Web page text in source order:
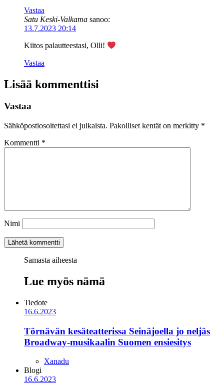
Vastaa
Satu Keski-Valkama sanoo:
13.7.2023 20:14
Kiitos palautteestasi, Olli!
Vastaa
Lisää kommenttisi
Vastaa
Sähköpostiosoitettasi ei julkaista. Pakolliset kentät on merkitty *
Kommentti *
Nimi
Samasta aiheesta
Lue myös nämä
Tiedote
16.6.2023
Törnävän kesäteatterissa Seinäjoella jo neljäs
Broadway-musikaalin Suomen ensiesitys
Xanadu
Blogi
16.6.2023